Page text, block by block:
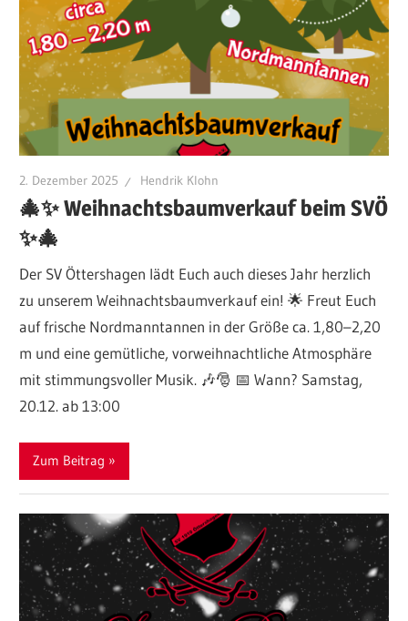
2. Dezember 2025 Hendrik Klohn
🎄✨ Weihnachtsbaumverkauf beim SVÖ
✨🎄
Der SV Öttershagen lädt Euch auch dieses Jahr herzlich
zu unserem Weihnachtsbaumverkauf ein! 🌟 Freut Euch
auf frische Nordmanntannen in der Größe ca. 1,80–2,20
m und eine gemütliche, vorweihnachtliche Atmosphäre
mit stimmungsvoller Musik. 🎶🎅 📅 Wann? Samstag,
20.12. ab 13:00
Zum Beitrag